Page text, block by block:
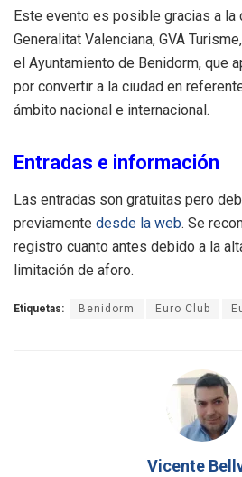
Este evento es posible gracias a la
Generalitat Valenciana, GVA
el Ayuntamiento de Benidorm, que
por convertir a la ciudad en
ámbito nacional e internacional.
Entradas e información
Las entradas son gratuitas pero
previamente desde la web. Se
registro cuanto antes debido a la
limitación de aforo.
Etiquetas: Benidorm Euro Club
Vicente